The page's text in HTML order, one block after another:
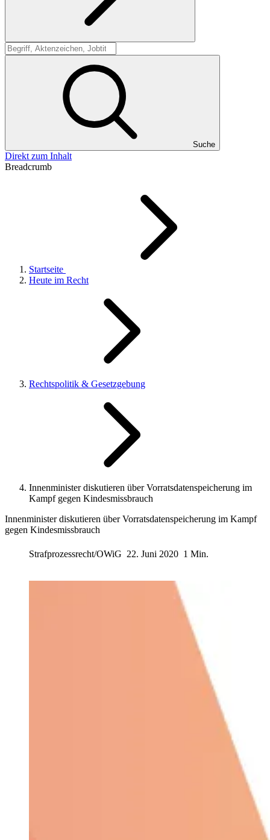
Suche
Suche
Direkt zum Inhalt
Breadcrumb
Startseite
Heute im Recht
Rechtspolitik & Gesetzgebung
Innenminister diskutieren über Vorratsdatenspeicherung im
Kampf gegen Kindesmissbrauch
Innenminister diskutieren über Vorratsdatenspeicherung im Kampf
gegen Kindesmissbrauch
Strafprozessrecht/OWiG 22. Juni 2020 1 Min.